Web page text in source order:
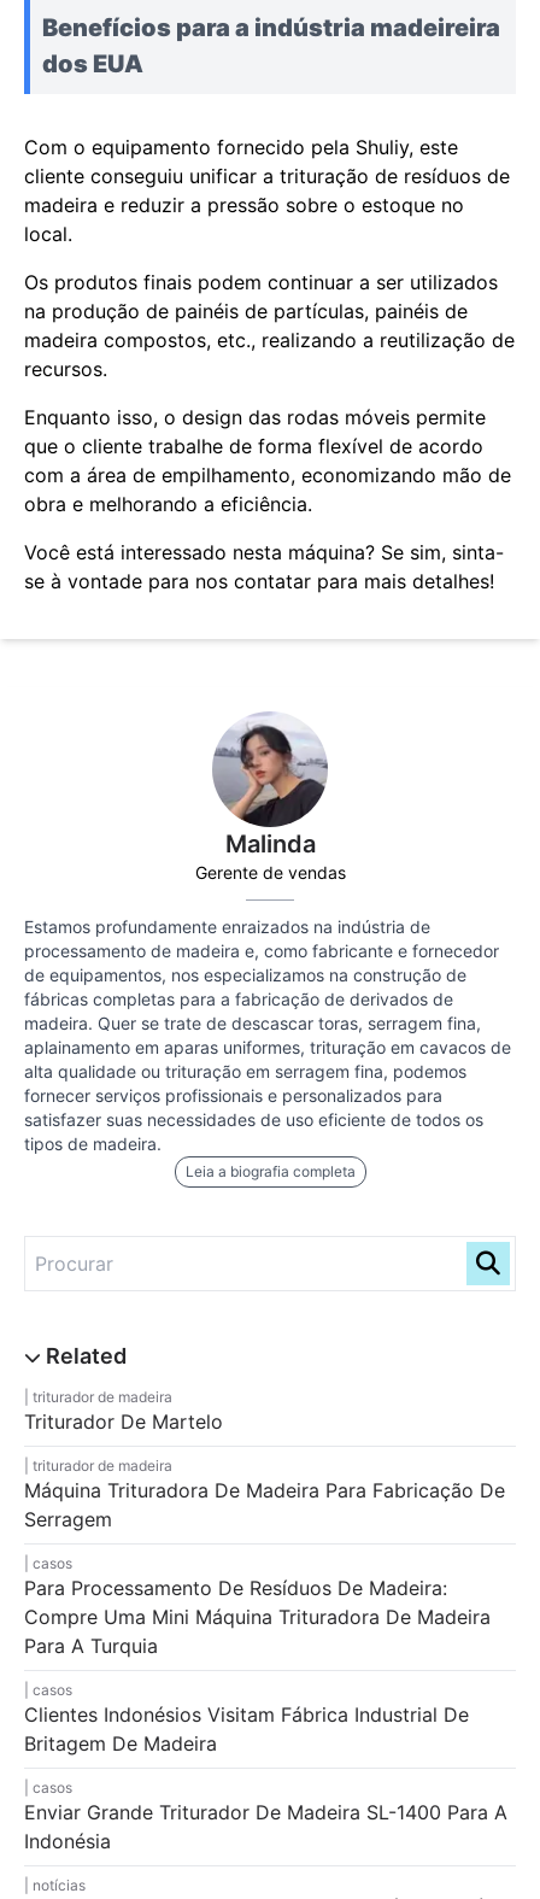
Malinda
Gerente de vendas
Estamos profundamente enraizados na indústria de
processamento de madeira e, como fabricante e fornecedor
de equipamentos, nos especializamos na construção de
fábricas completas para a fabricação de derivados de
madeira. Quer se trate de descascar toras, serragem fina,
aplainamento em aparas uniformes, trituração em cavacos de
alta qualidade ou trituração em serragem fina, podemos
fornecer serviços profissionais e personalizados para
satisfazer suas necessidades de uso eficiente de todos os
tipos de madeira.
Leia a biografia completa
triturador de madeira
Triturador De Martelo
triturador de madeira
Máquina Trituradora De Madeira Para Fabricação De
Serragem
casos
Para Processamento De Resíduos De Madeira:
Compre Uma Mini Máquina Trituradora De Madeira
Para A Turquia
casos
Clientes Indonésios Visitam Fábrica Industrial De
Britagem De Madeira
casos
Enviar Grande Triturador De Madeira SL-1400 Para A
Indonésia
notícias
Benefícios para a indústria madeireira
dos EUA
Com o equipamento fornecido pela Shuliy, este
cliente conseguiu unificar a trituração de resíduos de
madeira e reduzir a pressão sobre o estoque no
local.
Os produtos finais podem continuar a ser utilizados
na produção de painéis de partículas, painéis de
madeira compostos, etc., realizando a reutilização de
recursos.
Enquanto isso, o design das rodas móveis permite
que o cliente trabalhe de forma flexível de acordo
com a área de empilhamento, economizando mão de
obra e melhorando a eficiência.
Você está interessado nesta máquina? Se sim, sinta-
se à vontade para nos contatar para mais detalhes!